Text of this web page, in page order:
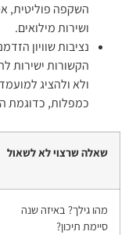
השקפה פוליטית,
ושירות מילואים.
נציבות שוויון
הקשורות ישירות
ולא ולהציג
כמפלות, כדוגמת
שאלה שרצוי לא לשאול
מהו גילך? באיזה שנה
סיימת תיכון?